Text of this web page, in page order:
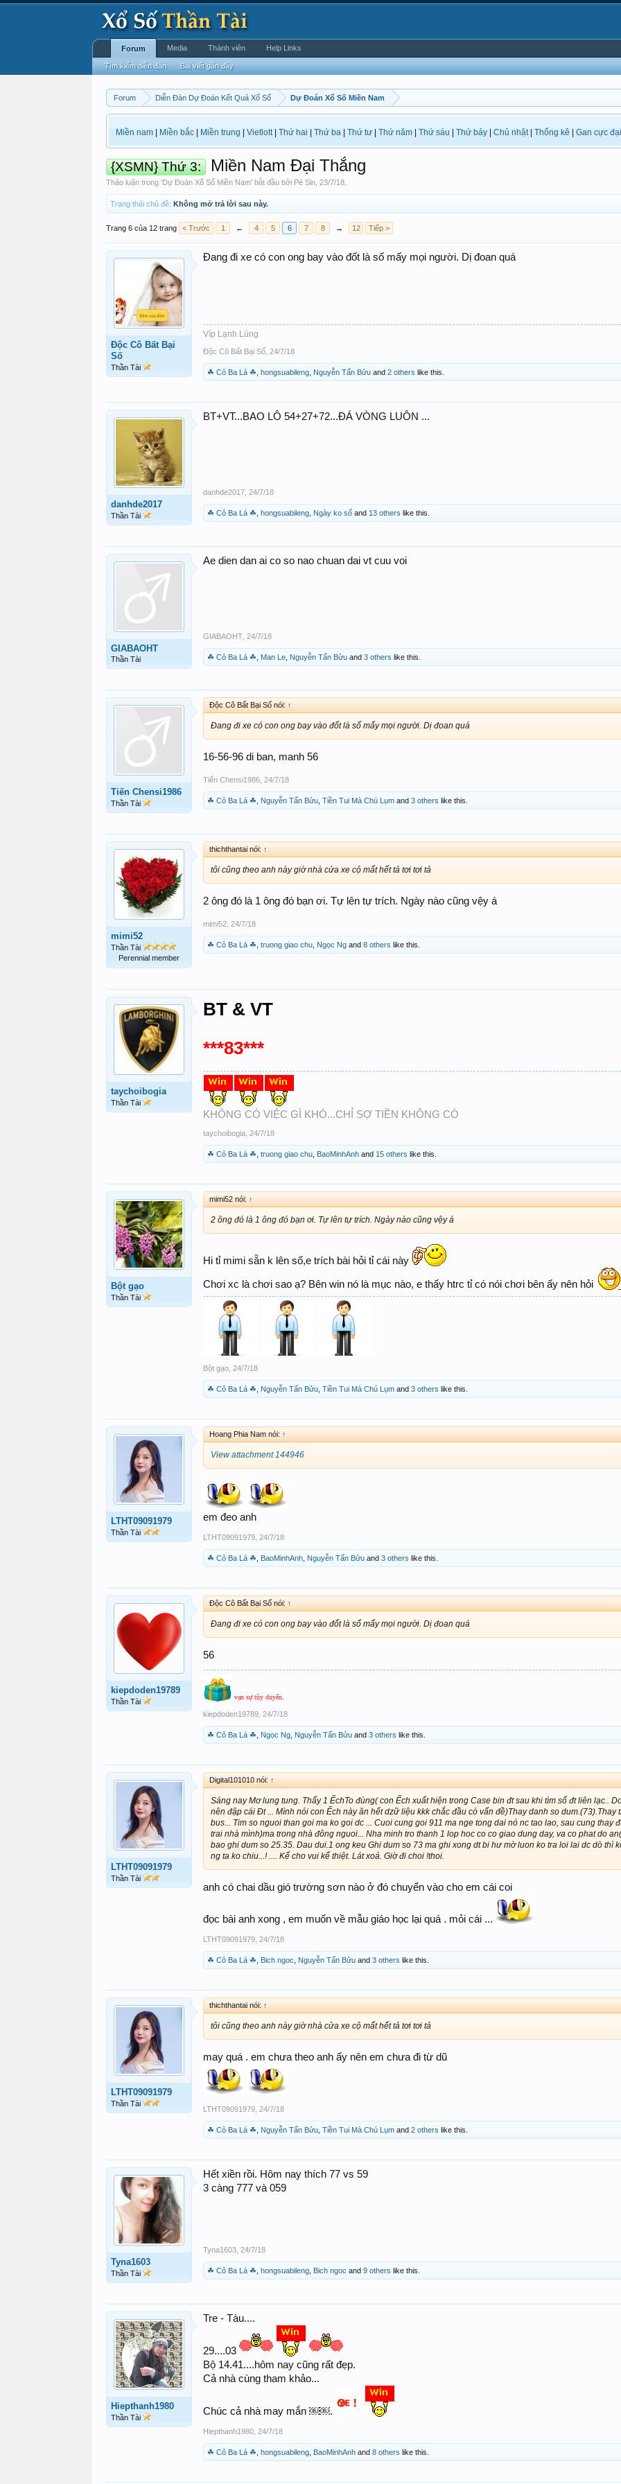
Forum Diễn Đàn Dự Đoán Kết Quả Xổ Số Dự Đoán Xổ Số Miền Nam
Miền nam Miền bắc Miền trung Vietlott| Thứ hai Thứ ba Thứ tư Thứ năm Thứ sáu Thứ bảy Chủ nhật| Thống kê Gan cực đại
{XSMN} Thứ 3: Miền Nam Đại Thắng
Thảo luận trong 'Dự Đoán Xổ Số Miền Nam' bắt đầu bởi Pé Sin 23/7/18
Trạng thái chủ đề: Không mở trả lời sau này.
Trang 6 của 12 trang < Trước 1 ← 4 5 6 7 8 → 12 Tiếp >
Độc Cô Bất Bại
Số
Thần Tài
Đang đi xe có con ong bay vào đốt là số mấy mọi người. Dị đoan quá
Víp Lạnh Lùng
Độc Cô Bất Bại Số 24/7/18
☘ Cỏ Ba Lá ☘ hongsuabileng Nguyễn Tấn Bửu and 2 others like this.
danhde2017
Thần Tài
BT+VT...BAO LÔ 54+27+72...ĐÁ VÒNG LUÔN ...
danhde2017 24/7/18
☘ Cỏ Ba Lá ☘ hongsuabileng Ngày ko sổ and 13 others like this.
GIABAOHT
Thần Tài
Ae dien dan ai co so nao chuan dai vt cuu voi
GIABAOHT 24/7/18
☘ Cỏ Ba Lá ☘ Man Le Nguyễn Tấn Bửu and 3 others like this.
Tiến Chensi1986
Thần Tài
Độc Cô Bất Bại Số nói: ↑
Đang đi xe có con ong bay vào đốt là số mấy mọi người. Dị đoan quá
16-56-96 di ban, manh 56
Tiến Chensi1986 24/7/18
☘ Cỏ Ba Lá ☘ Nguyễn Tấn Bửu Tiền Tui Mà Chú Lụm and 3 others like this.
mimi52
Thần Tài
Perennial member
thichthantai nói: ↑
tôi cũng theo anh này giờ nhà cửa xe cộ mất hết tả tơi tơi tả
2 ông đó là 1 ông đó bạn ơi. Tự lên tự trích. Ngày nào cũng vệy á
mimi52 24/7/18
☘ Cỏ Ba Lá ☘ truong giao chu Ngọc Ng and 8 others like this.
taychoibogia
Thần Tài
BT & VT
***83***
KHÔNG CÓ VIỆC GÌ KHÓ...CHỈ SỢ TIỀN KHÔNG CÓ
taychoibogia 24/7/18
☘ Cỏ Ba Lá ☘ truong giao chu BaoMinhAnh and 15 others like this.
Bột gạo
Thần Tài
mimi52 nói: ↑
2 ông đó là 1 ông đó bạn ơi. Tự lên tự trích. Ngày nào cũng vệy á
Hi tỉ mimi sẵn k lên số,e trích bài hỏi tỉ cái này
Chơi xc là chơi sao ạ? Bên win nó là mục nào, e thấy htrc tỉ có nói chơi bên ấy nên hỏi
Bột gạo 24/7/18
☘ Cỏ Ba Lá ☘ Nguyễn Tấn Bửu Tiền Tui Mà Chú Lụm and 3 others like this.
LTHT09091979
Thần Tài
Hoang Phia Nam nói: ↑
View attachment 144946
em đeo anh
LTHT09091979 24/7/18
☘ Cỏ Ba Lá ☘ BaoMinhAnh Nguyễn Tấn Bửu and 3 others like this.
kiepdoden19789
Thần Tài
Độc Cô Bất Bại Số nói: ↑
Đang đi xe có con ong bay vào đốt là số mấy mọi người. Dị đoan quá
56
vạn sự tùy duyên.
kiepdoden19789 24/7/18
☘ Cỏ Ba Lá ☘ Ngọc Ng Nguyễn Tấn Bửu and 3 others like this.
LTHT09091979
Thần Tài
Digital101010 nói: ↑
Sáng nay Mơ lung tung. Thấy 1 ẾchTo đùng( con Ếch xuất hiện trong Case bin đt sau khi tìm số đt liên lạc..
nên đập cái Đt ... Mình nói con Ếch này ăn hết dzữ liệu kkk chắc đầu có vấn đề)Thay danh so dum.(73).Thay
bus... Tim so nguoi than goi ma ko goi dc ... Cuoi cung goi 911 ma nge tong dai nó nc tao lao, sau cung thay
trai nhà mình)ma trong nhà đông nguoi... Nha minh tro thanh 1 lop hoc co co giao dung day, va co phat do
bao ghi dum so 25.35. Dau dui.1 ong keu Ghi dum so 73 ma ghi xong dt bi hư mờ luon ko tra loi lai dc dò thì
ng ta ko chiu...! .... Kể cho vui kể thiệt. Lát xoá. Giờ đi choi !thoi.
anh có chai dầu gió trường sơn nào ở đó chuyển vào cho em cái coi
đọc bài anh xong , em muốn về mẫu giáo học lại quá . mỏi cái ...
LTHT09091979 24/7/18
☘ Cỏ Ba Lá ☘ Bich ngoc Nguyễn Tấn Bửu and 3 others like this.
LTHT09091979
Thần Tài
thichthantai nói: ↑
tôi cũng theo anh này giờ nhà cửa xe cộ mất hết tả tơi tơi tả
may quá . em chưa theo anh ấy nên em chưa đi từ dũ
LTHT09091979 24/7/18
☘ Cỏ Ba Lá ☘ Nguyễn Tấn Bửu Tiền Tui Mà Chú Lụm and 2 others like this.
Tyna1603
Thần Tài
Hết xiền rồi. Hôm nay thích 77 vs 59
3 càng 777 và 059
Tyna1603 24/7/18
☘ Cỏ Ba Lá ☘ hongsuabileng Bich ngoc and 9 others like this.
Hiepthanh1980
Thần Tài
Tre - Tàu....
29....03
Bộ 14.41....hôm nay cũng rất đẹp.
Cả nhà cùng tham khảo...
Chúc cả nhà may mắn ￼￼.
Hiepthanh1980 24/7/18
☘ Cỏ Ba Lá ☘ hongsuabileng BaoMinhAnh and 8 others like this.
Forum
Tìm kiếm diễn đàn Bài viết gần đây
Media Thành viên Help Links